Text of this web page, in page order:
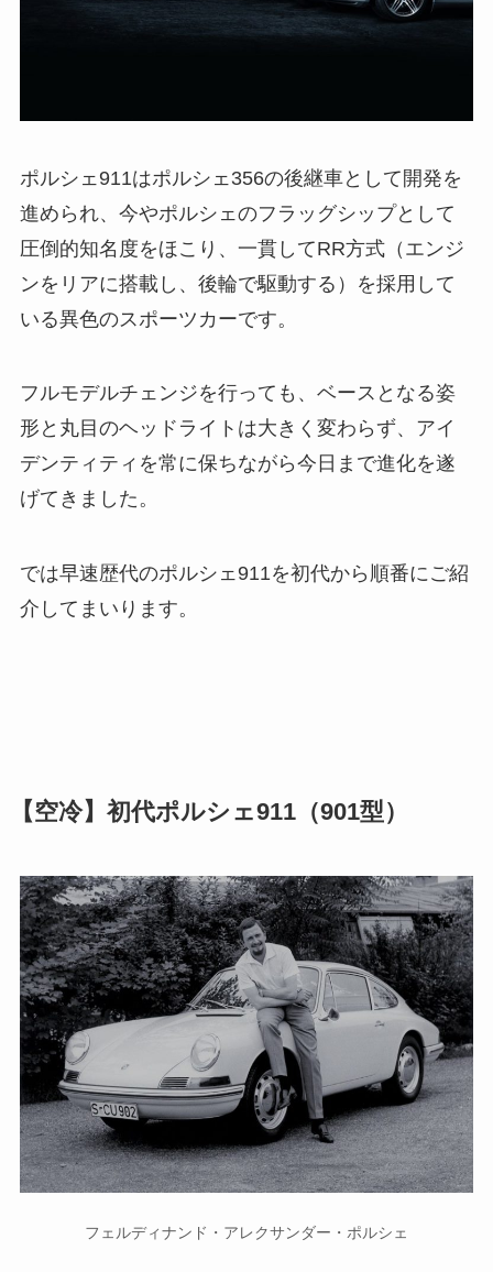
ポルシェ911はポルシェ356の後継車として開発を
進められ、今やポルシェのフラッグシップとして
圧倒的知名度をほこり、一貫してRR方式（エンジ
ンをリアに搭載し、後輪で駆動する）を採用して
いる異色のスポーツカーです。
フルモデルチェンジを行っても、ベースとなる姿
形と丸目のヘッドライトは大きく変わらず、アイ
デンティティを常に保ちながら今日まで進化を遂
げてきました。
では早速歴代のポルシェ911を初代から順番にご紹
介してまいります。
【空冷】初代ポルシェ911（901型）
フェルディナンド・アレクサンダー・ポルシェ